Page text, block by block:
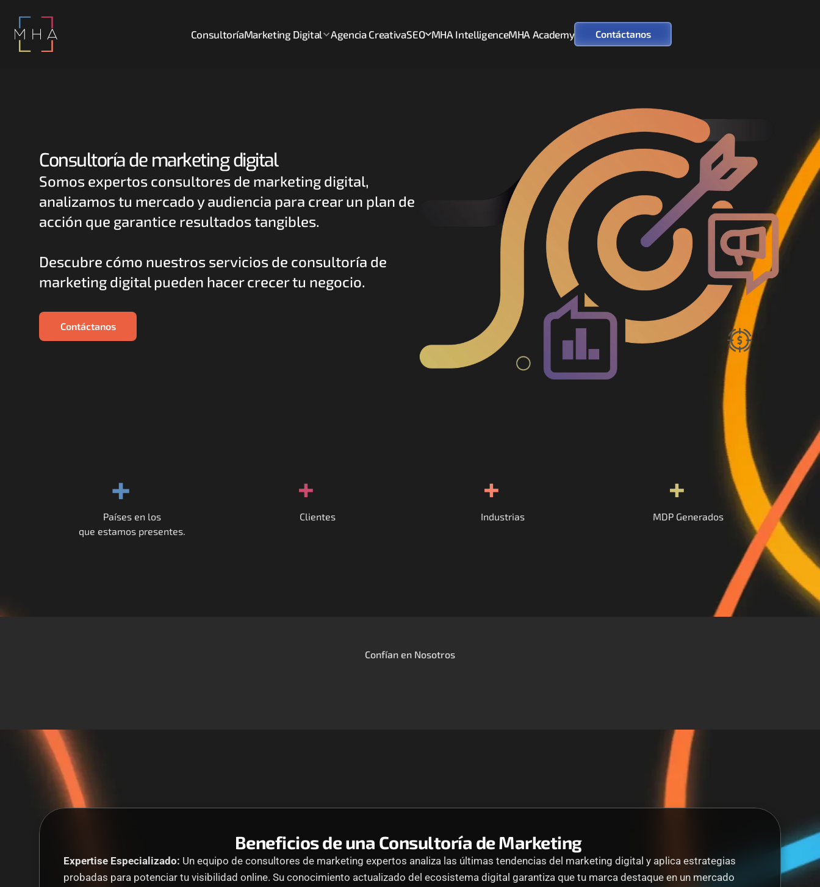
ConsultoríaMarketing Digital Agencia CreativaSEO MHA IntelligenceMHA Academy Contáctanos
Consultoría de marketing digital
Somos expertos consultores de marketing digital,
analizamos tu mercado y audiencia para crear un plan de
acción que garantice resultados tangibles.
Descubre cómo nuestros servicios de consultoría de
marketing digital pueden hacer crecer tu negocio.
Contáctanos
+
Países en los
que estamos presentes.
+
Clientes
+
Industrias
+
MDP Generados
Confían en Nosotros
Beneficios de una Consultoría de Marketing
Expertise Especializado: Un equipo de consultores de marketing expertos analiza las últimas tendencias del marketing digital y aplica estrategias
probadas para potenciar tu visibilidad online. Su conocimiento actualizado del ecosistema digital garantiza que tu marca destaque en un mercado